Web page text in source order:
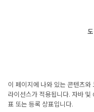
이 페이지에 나와 있는 콘텐츠와
라이선스가 적용됩니다. 자바
표 또는 등록 상표입니다.